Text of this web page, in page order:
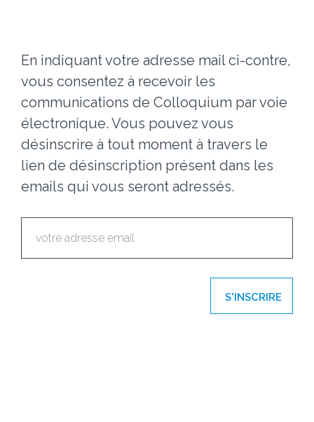
En indiquant votre adresse mail ci-contre,
vous consentez à recevoir les
communications de Colloquium par voie
électronique. Vous pouvez vous
désinscrire à tout moment à travers le
lien de désinscription présent dans les
emails qui vous seront adressés.
S'INSCRIRE